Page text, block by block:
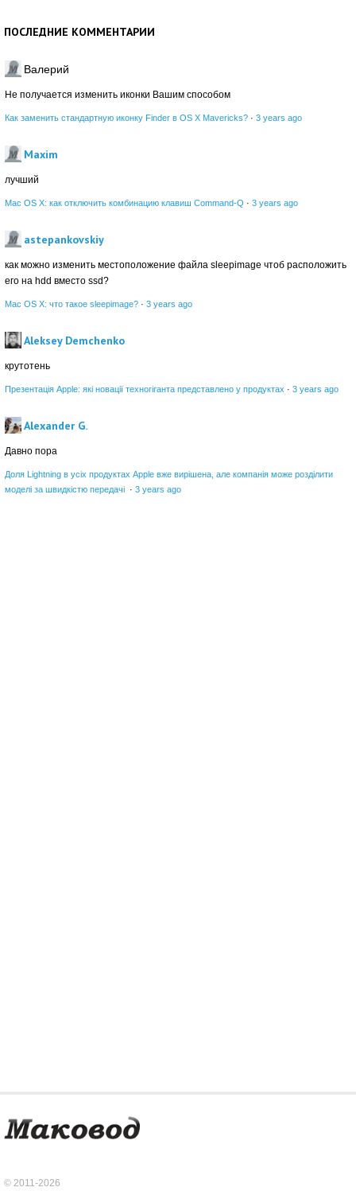
ПОСЛЕДНИЕ КОММЕНТАРИИ
Валерий
Не получается изменить иконки Вашим способом
Как заменить стандартную иконку Finder в OS X Mavericks? · 3 years ago
Maxim
лучший
Mac OS X: как отключить комбинацию клавиш Command-Q · 3 years ago
astepankovskiy
как можно изменить местоположение файла sleepimage чтоб расположить
его на hdd вместо ssd?
Mac OS X: что такое sleepimage? · 3 years ago
Aleksey Demchenko
крутотень
Презентація Apple: які новації техногіганта представлено у продуктах · 3 years ago
Alexander G.
Давно пора
Доля Lightning в усіх продуктах Apple вже вирішена, але компанія може розділити
моделі за швидкістю передачі · 3 years ago
© 2011-2026